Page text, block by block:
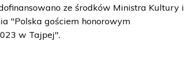
ze środków Ministra Kultury i
"Polska gościem honorowym
w Tajpej".